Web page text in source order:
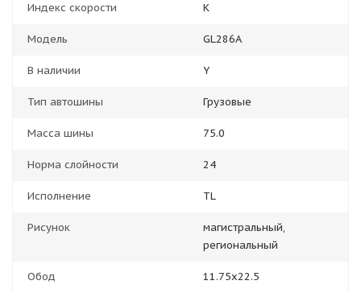
Индекс скорости K
Модель GL286A
В наличии Y
Тип автошины Грузовые
Масса шины 75.0
Норма слойности 24
Исполнение TL
Рисунок
магистральный,
региональный
Обод 11.75x22.5